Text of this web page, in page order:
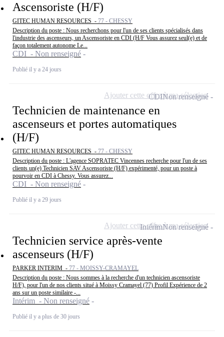
Ascensoriste (H/F)
GITEC HUMAN RESOURCES - 77 - CHESSY
Description du poste : Nous recherchons pour l'un de ses clients spécialisés dans
l'industrie des ascenseurs, un Ascensoriste en CDI (H/F Vous assurez seul(e) et de
façon totalement autonome Le...
CDI - Non renseigné
Publié il y a 24 jours
Technicien de maintenance en
ascenseurs et portes automatiques
(H/F)
GITEC HUMAN RESOURCES - 77 - CHESSY
Description du poste : L'agence SOPRATEC Vincennes recherche pour l'un de ses
clients un(e) Technicien SAV Ascensoriste (H/F) expérimenté, pour un poste à
pourvoir en CDI à Chessy. Vous assurez...
CDI - Non renseigné
Publié il y a 29 jours
CDINon renseigné
Ajouter cette offre à ma sélection
Technicien service après-vente
ascenseurs (H/F)
PARKER INTERIM - 77 - MOISSY-CRAMAYEL
Description du poste : Nous sommes à la recherche d'un technicien ascensoriste
H/F), pour l'un de nos clients situé à Moissy Cramayel (77) Profil Expérience de 2
ans sur un poste similaire -...
Intérim - Non renseigné
Publié il y a plus de 30 jours
IntérimNon renseigné
Ajouter cette offre à ma sélection